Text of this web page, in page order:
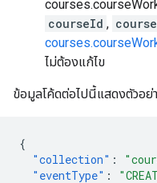
courseId ,
ไม่ต้องแก้ไข
ข้อมูลโค้ดต่อไปนี้แสดงตัวอย่
{
"collection" :
"eventType" :